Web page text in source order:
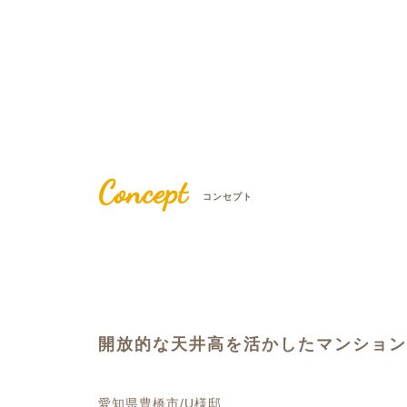
Concept コンセプト
開放的な天井高を活かしたマンショ
愛知県豊橋市/U様邸